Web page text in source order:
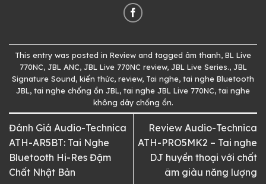
This entry was posted in Review and tagged âm thanh, BL Live
770NC, JBL ANC, JBL Live 770NC review, JBL Live Series., JBL
Signature Sound, kiến thức, review, Tai nghe, tai nghe Bluetooth
JBL, tai nghe chống ồn JBL, tai nghe JBL Live 770NC, tai nghe
không dây chống ồn.
Đánh Giá Audio-Technica
ATH-AR5BT: Tai Nghe
Bluetooth Hi-Res Đậm
Chất Nhật Bản
Review Audio-Technica
ATH-PRO5MK2 – Tai nghe
DJ huyền thoại với chất
âm giàu năng lượng